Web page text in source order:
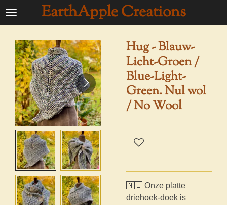
Ga
hoofdinhoud
EarthApple Creations
Hug - Blauw-
Licht-Groen /
Blue-Light-
Green. Nul wol
/ No Wool
🇳🇱 Onze platte
driehoek-doek is